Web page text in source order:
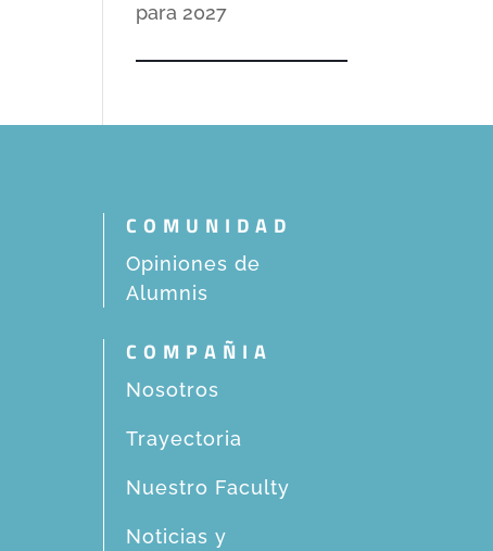
para 2027
COMUNIDAD
Opiniones de
Alumnis
COMPAÑIA
Nosotros
Trayectoria
Nuestro Faculty
Noticias y